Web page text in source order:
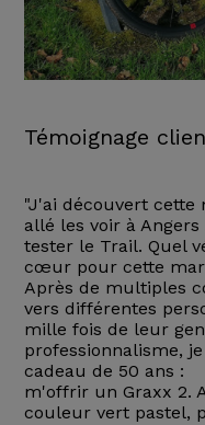
Témoignage
"J'ai découvert cette
allé les voir à
tester le Trail. Quel
cœur pour cette
Après de multiples
vers différentes
mille fois de leur
professionnalisme,
cadeau de 50 ans :
m'offrir un Graxx 2.
couleur vert pastel,